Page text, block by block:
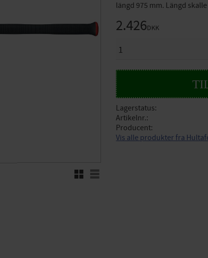
längd 975 mm. Längd
RutenettListe
2.426DKK
Lagerstatus
Artikelnr.
Producent
Vis alle produkter fra